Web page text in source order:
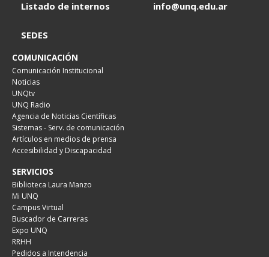
Listado de internos
info@unq.edu.ar
SEDES
COMUNICACIÓN
Comunicación Institucional
Noticias
UNQtv
UNQ Radio
Agencia de Noticias Científicas
Sistemas - Serv. de comunicación
Artículos en medios de prensa
Accesibilidad y Discapacidad
SERVICIOS
Biblioteca Laura Manzo
Mi UNQ
Campus Virtual
Buscador de Carreras
Expo UNQ
RRHH
Pedidos a Intendencia